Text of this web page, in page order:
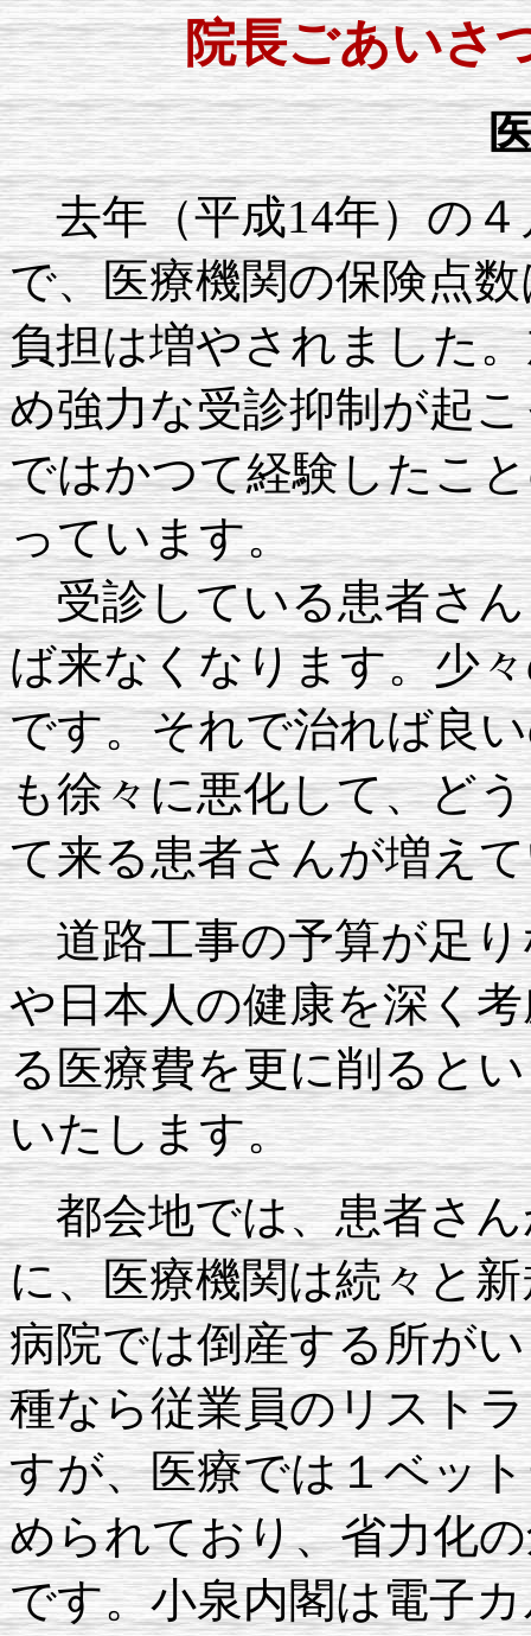
院長ごあいさつ
去年（平成14年）の
で、医療機関の保険点
負担は増やされました
め強力な受診抑制が起
ではかつて経験したこ
っています。
受診している患者さん
ば来なくなります。少
です。それで治れば良
も徐々に悪化して、ど
て来る患者さんが増え
道路工事の予算が足り
や日本人の健康を深く
る医療費を更に削ると
いたします。
都会地では、患者さん
に、医療機関は続々と
病院では倒産する所が
種なら従業員のリスト
すが、医療では１ベッ
められており、省力化
です。小泉内閣は電子